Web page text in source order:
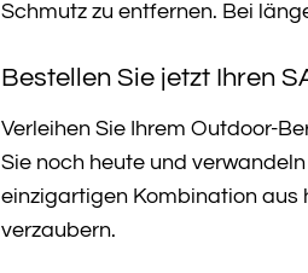
Schmutz zu entfernen. Bei
Bestellen Sie jetzt Ihren
Verleihen Sie Ihrem Outdoor-
Sie noch heute und
einzigartigen Kombination aus
verzaubern.